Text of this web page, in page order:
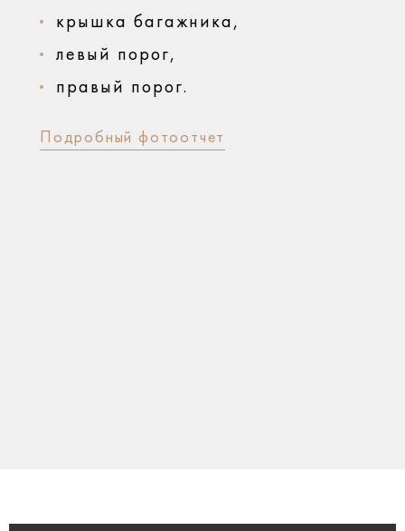
крышка багажника,
левый порог,
правый порог.
Подробный фотоотчет